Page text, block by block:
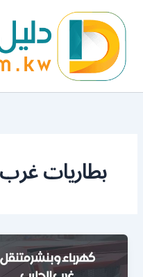
المحتوى
بطاريات